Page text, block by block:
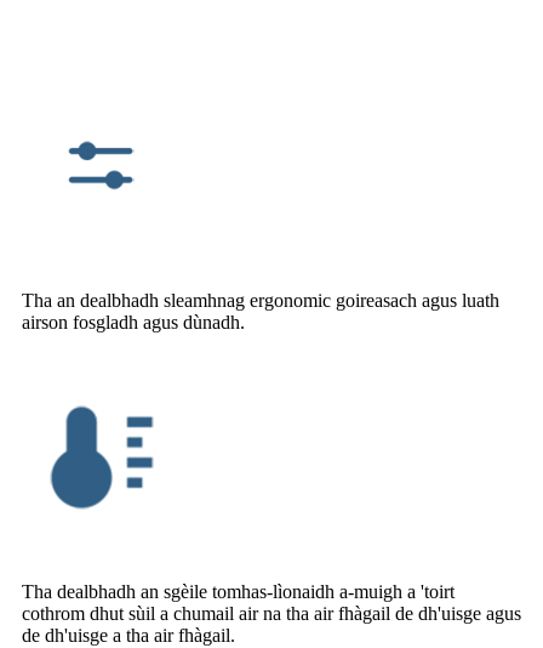
Tha an dealbhadh sleamhnag ergonomic goireasach agus luath
airson fosgladh agus dùnadh.
Tha dealbhadh an sgèile tomhas-lìonaidh a-muigh a 'toirt
cothrom dhut sùil a chumail air na tha air fhàgail de dh'uisge agus
de dh'uisge a tha air fhàgail.